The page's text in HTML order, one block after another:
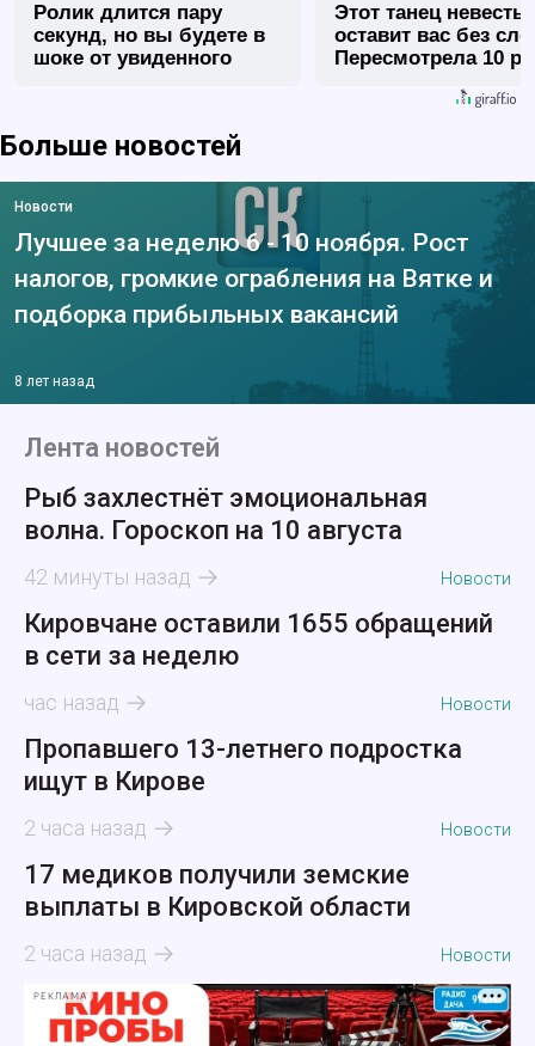
Ролик длится пару
секунд, но вы будете в
шоке от увиденного
Этот танец невесты
оставит вас без
Пересмотрела 10
Больше новостей
Новости
Лучшее за неделю 6 - 10 ноября. Рост
налогов, громкие ограбления на Вятке и
подборка прибыльных вакансий
8 лет назад
Лента новостей
Рыб захлестнёт эмоциональная
волна. Гороскоп на 10 августа
42 минуты назад Новости
Кировчане оставили 1655 обращений
в сети за неделю
час назад Новости
Пропавшего 13-летнего подростка
ищут в Кирове
2 часа назад Новости
17 медиков получили земские
выплаты в Кировской области
2 часа назад Новости
РЕКЛАМА